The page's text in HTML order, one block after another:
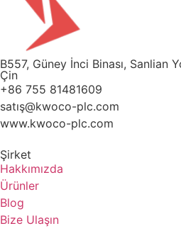
B557, Güney İnci Binası, Sanlian
Çin
+86 755 81481609
satış@kwoco-plc.com
www.kwoco-plc.com
Şirket
Hakkımızda
Ürünler
Blog
Bize Ulaşın